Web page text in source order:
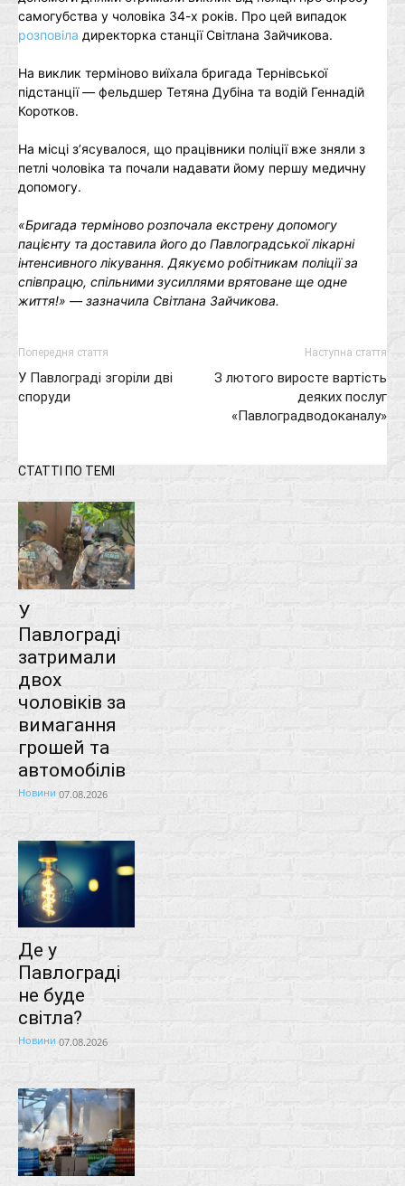
сaмогубства у чоловіка 34-х років. Про цей випадок
розповіла директорка станції Світлана Зайчикова.
На виклик терміново виїхала бригада Тернівської
підстанції— фельдшер Тетяна Дубіна та водій Геннадій
Коротков.
На місці з’ясувалося, що працівники поліції вже зняли з
петлі чоловіка та почали надавати йому першу медичну
допомогу.
«Бригада терміново розпочала екстрену допомогу
пацієнту та доставила його до Павлоградської лікарні
інтенсивного лікування. Дякуємо робітникам поліції за
співпрацю, спільними зусиллями врятоване ще одне
життя!» — зазначила Світлана Зайчикова.
Попередня стаття
У Павлограді згоріли дві
споруди
Наступна стаття
З лютого виросте вартість
деяких послуг
«Павлоградводоканалу»
СТАТТІ ПО ТЕМІ
У
Павлограді
затримали
двох
чоловіків за
вимагання
грошей та
автомобілів
Новини 07.08.2026
Де у
Павлограді
не буде
світла?
Новини 07.08.2026